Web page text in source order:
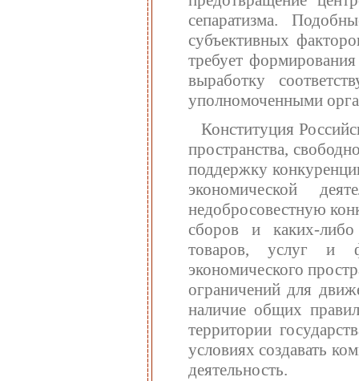
сепаратизма.
субъективных
требует
выработку
уполномоченными
Конституция
пространства,
поддержку
экономической
недобросовестную
сборов и каких-
товаров, услуг и
экономического
ограничений для
наличие общих
территории
условиях создавать
деятельность.